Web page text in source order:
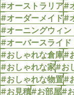
#オーストラリア#
#オーダーメイド#
#オーニングウィン
#オーバースライド
#おしゃれな倉庫#
#おしゃれな家#お
#おしゃれな物置#
#お見積#お部屋#